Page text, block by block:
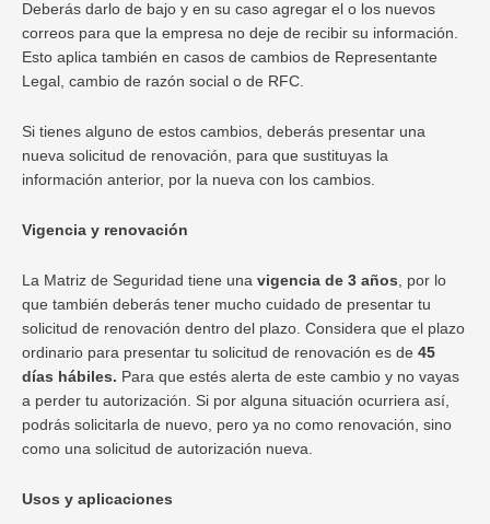
Deberás darlo de bajo y en su caso agregar el o los nuevos
correos para que la empresa no deje de recibir su información.
Esto aplica también en casos de cambios de Representante
Legal, cambio de razón social o de RFC.
Si tienes alguno de estos cambios, deberás presentar una
nueva solicitud de renovación, para que sustituyas la
información anterior, por la nueva con los cambios.
Vigencia y renovación
La Matriz de Seguridad tiene una vigencia de 3 años , por lo
que también deberás tener mucho cuidado de presentar tu
solicitud de renovación dentro del plazo. Considera que el plazo
ordinario para presentar tu solicitud de renovación es de 45
días hábiles. Para que estés alerta de este cambio y no vayas
a perder tu autorización. Si por alguna situación ocurriera así,
podrás solicitarla de nuevo, pero ya no como renovación, sino
como una solicitud de autorización nueva.
Usos y aplicaciones